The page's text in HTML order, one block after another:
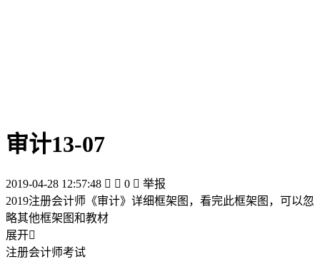
审计13-07
2019-04-28 12:57:48   0  举报
2019注册会计师《审计》详细框架图，看完此框架图，可以忽
略其他框架图和教材
展开
注册会计师考试